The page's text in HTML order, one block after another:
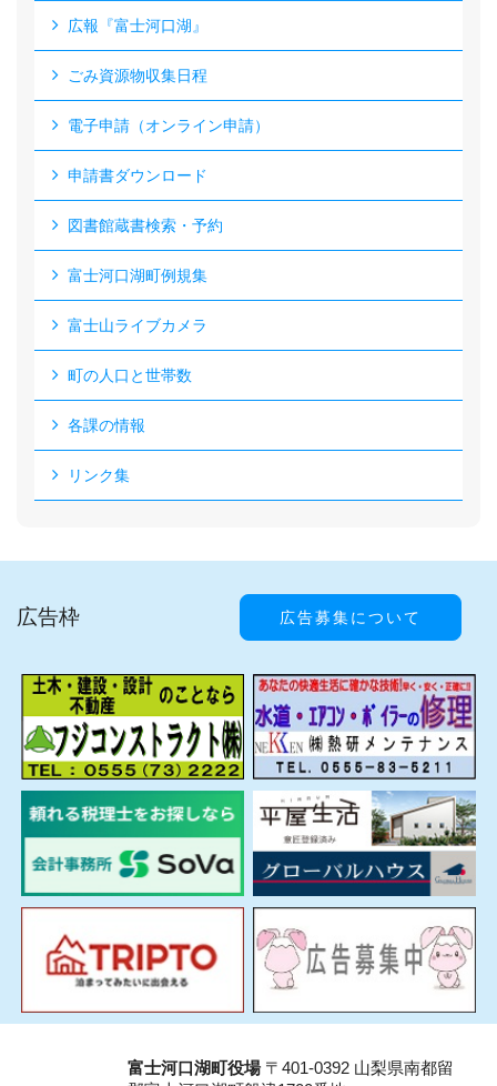
広報『富士河口湖』
ごみ資源物収集日程
電子申請（オンライン申請）
申請書ダウンロード
図書館蔵書検索・予約
富士河口湖町例規集
富士山ライブカメラ
町の人口と世帯数
各課の情報
リンク集
広告枠 広告募集について
富士河口湖町役場〒401-0392 山梨県南都留